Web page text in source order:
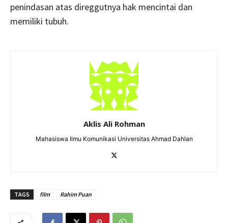
penindasan atas direggutnya hak mencintai dan
memiliki tubuh.
Aklis Ali Rohman
Mahasiswa Ilmu Komunikasi Universitas Ahmad Dahlan
TAGS film Rahim Puan